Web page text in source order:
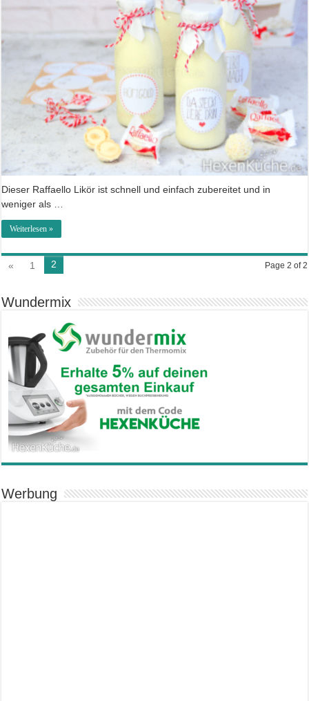
Dieser Raffaello Likör ist schnell und einfach zubereitet und in
weniger als …
Weiterlesen »
Page 2 of 2
« 1 2
Wundermix
Werbung